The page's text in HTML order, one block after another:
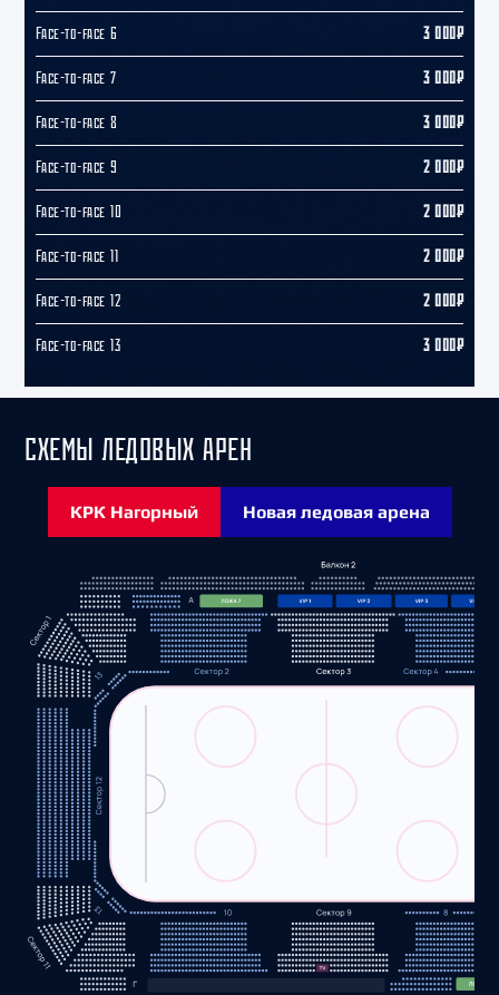
Face-to-face 6 3 000₽
Face-to-face 7 3 000₽
Face-to-face 8 3 000₽
Face-to-face 9 2 000₽
Face-to-face 10 2 000₽
Face-to-face 11 2 000₽
Face-to-face 12 2 000₽
Face-to-face 13 3 000₽
СХЕМЫ ЛЕДОВЫХ АРЕН
КРК Нагорный Новая ледовая арена